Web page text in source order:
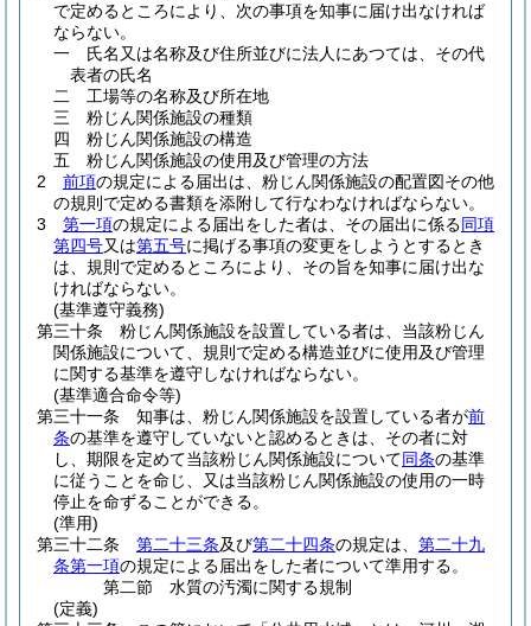
で定めるところにより、次の事項を知事に届け出なければ
ならない。
一
氏名又は名称及び住所並びに法人にあつては、その代
表者の氏名
二
工場等の名称及び所在地
三
粉じん関係施設の種類
四
粉じん関係施設の構造
五
粉じん関係施設の使用及び管理の方法
2
前項の規定による届出は、粉じん関係施設の配置図その他
の規則で定める書類を添附して行なわなければならない。
3
第一項の規定による届出をした者は、その届出に係る同項
第四号又は第五号に掲げる事項の変更をしようとするとき
は、規則で定めるところにより、その旨を知事に届け出な
ければならない。
(基準遵守義務)
第三十条
粉じん関係施設を設置している者は、当該粉じん
関係施設について、規則で定める構造並びに使用及び管理
に関する基準を遵守しなければならない。
(基準適合命令等)
第三十一条
知事は、粉じん関係施設を設置している者が前
条の基準を遵守していないと認めるときは、その者に対
し、期限を定めて当該粉じん関係施設について同条の基準
に従うことを命じ、又は当該粉じん関係施設の使用の一時
停止を命ずることができる。
(準用)
第三十二条
第二十三条及び第二十四条の規定は、 第二十九
条第一項の規定による届出をした者について準用する。
第二節
水質の汚濁に関する規制
(定義)